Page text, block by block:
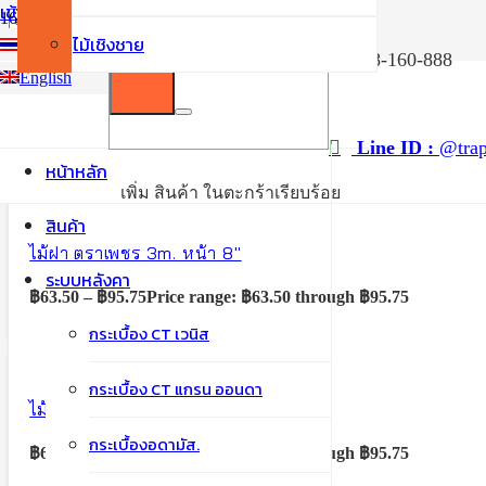
เข้าสู่ระบบ / สมัครสมาชิก
English
เพิ่ม สินค้า ในตะกร้าเรียบร้อย
038-160-888
Line ID :
ไม้เชิงชาย
หน้าหลัก
สินค้า
ระบบหลังคา
กระเบื้อง CT เวนิส
กระเบื้อง CT แกรน ออนดา
กระเบื้องอดามัส.
Price range: ฿47.25 through ฿71.50
ไม้ฝา ตราเพชร 3m. หน้า 8″
฿63.50 – ฿95.75Price range: ฿63.50 through ฿95.75
ไม้ฝา ตราเพชร 4m. หน้า 6″
฿63.50 – ฿95.75Price range: ฿63.50 through ฿95.75